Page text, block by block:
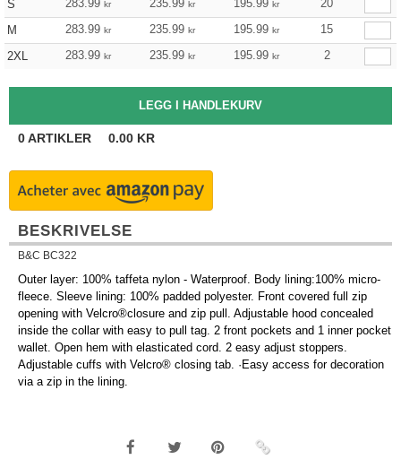
S 283.99 kr 235.99 kr 195.99 kr
20
M
283.99 kr 235.99 kr 195.99 kr
15
2XL
283.99 kr 235.99 kr 195.99 kr 2
0ARTIKLER 0.00 KR
BESKRIVELSE
B&C BC322
Outer layer: 100% taffeta nylon - Waterproof. Body lining:100% micro-
fleece. Sleeve lining: 100% padded polyester. Front covered full zip
opening with Velcro®closure and zip pull. Adjustable hood concealed
inside the collar with easy to pull tag. 2 front pockets and 1 inner pocket
wallet. Open hem with elasticated cord. 2 easy adjust stoppers.
Adjustable cuffs with Velcro® closing tab. ·Easy access for decoration
via a zip in the lining.